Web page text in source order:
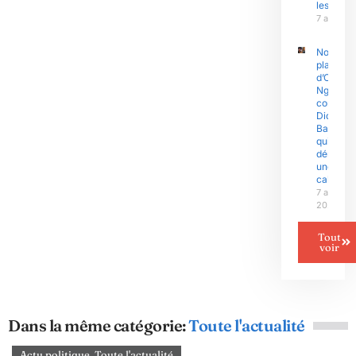
les
7 août
Nouvelle
plainte
d’Olive
Ngobo
contre
Didier
Badjeck
qui
dénonce
une «
cabale »
7 août
2026
Tout
voir
Dans la même catégorie:Toute l'actualité